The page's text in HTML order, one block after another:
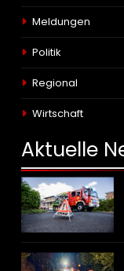
Meldungen
Politik
Regional
Wirtschaft
Aktuelle